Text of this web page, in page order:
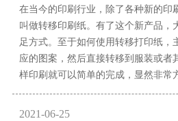
在当今的印刷行业，除了各种新的印
叫做转移印刷纸。有了这个新产品，
足方式。至于如何使用转移打印纸，
应的图案，然后直接转移到服装或者
样印刷就可以简单的完成，显然非常
2021-06-25